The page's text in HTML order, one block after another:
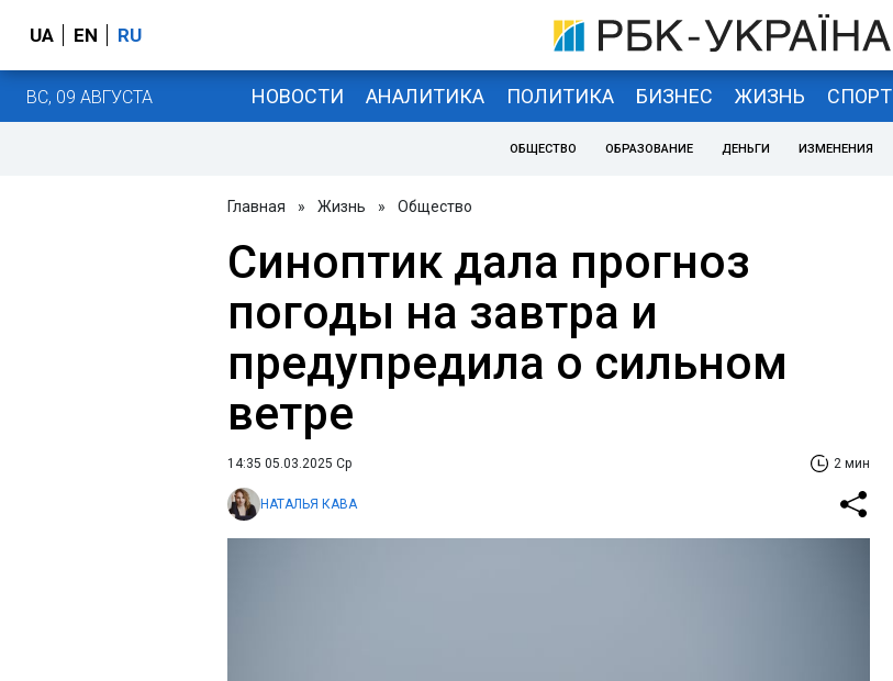
UA EN RU
ВС, 09 АВГУСТА НОВОСТИ АНАЛИТИКА ПОЛИТИКА БИЗНЕС ЖИЗНЬ СПОРТ
ОБЩЕСТВО ОБРАЗОВАНИЕ ДЕНЬГИ ИЗМЕНЕНИЯ
Главная » Жизнь » Общество
Синоптик дала прогноз
погоды на завтра и
предупредила о сильном
ветре
14:35 05.03.2025 Ср 2 мин
НАТАЛЬЯ КАВА